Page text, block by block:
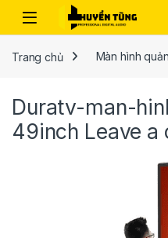
Trang chủ Màn hình
Duratv-man-
49inch Leave a